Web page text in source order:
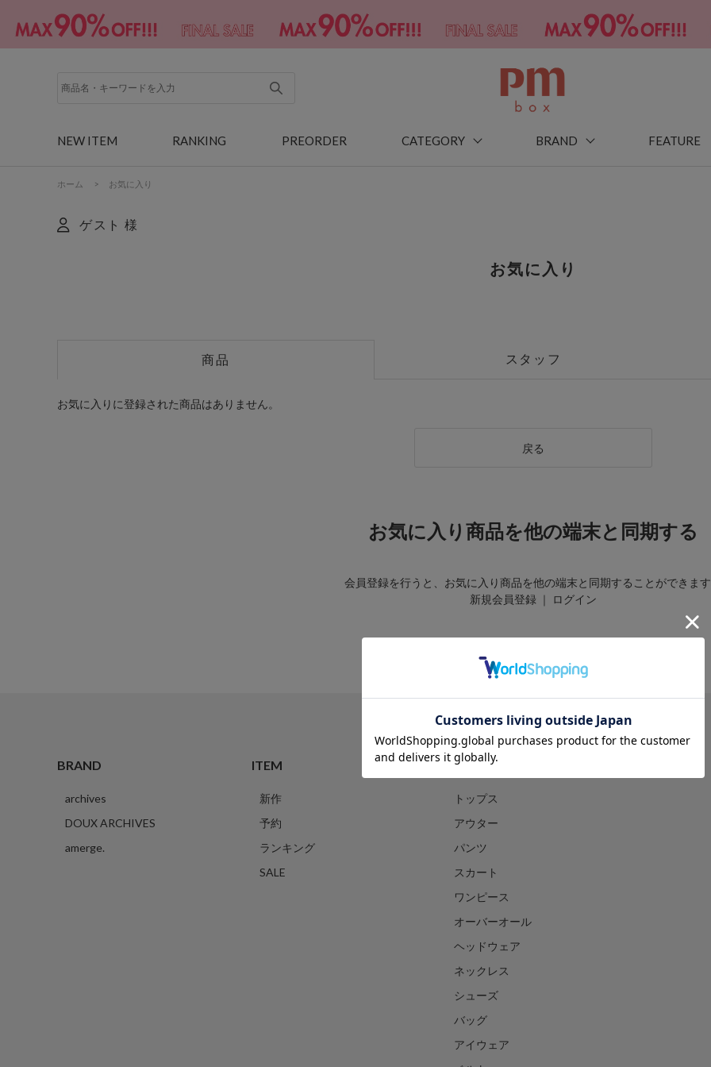
NEW ITEM RANKING PREORDER CATEGORY BRAND FEATURE
ホーム > お気に入り
ゲスト 様
お気に入り
商品 スタッフ
お気に入りに登録された商品はありません。
戻る
お気に入り商品を他の端末と同期する
会員登録を行うと、お気に入り商品を他の端末と同期することができます
新規会員登録 ｜ ログイン
BRAND
archives
DOUX ARCHIVES
amerge.
ITEM
新作
予約
ランキング
SALE
CATEGORY
トップス
アウター
パンツ
スカート
ワンピース
オーバーオール
ヘッドウェア
ネックレス
シューズ
バッグ
アイウェア